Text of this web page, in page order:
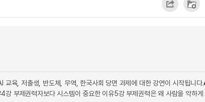
육, 저출생, 반도체, 무역, 한국사회 당면 과제에 대한 강연이 시작됩니다
부제권력자보다 시스템이 중요한 이유5강 부제권력은 왜 사람을 악하게